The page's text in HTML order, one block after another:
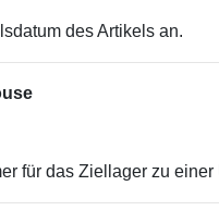
des Artikels an.
für das Ziellager zu